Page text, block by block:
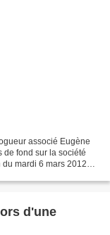
associé Eugène
de fond sur la société
mardi 6 mars 2012
d'une